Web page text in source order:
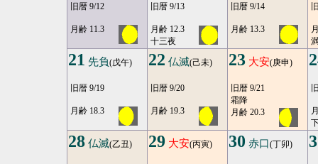
旧暦 9/12
月齢 11.3
旧暦 9/13
月齢 12.3
十三夜
旧暦 9/14
月齢 13.3
21 先負(戊午)
旧暦 9/19
月齢 18.3
22 仏滅(己未)
旧暦 9/20
月齢 19.3
23 大安(庚申)
旧暦 9/21
霜降
月齢 20.3
28 仏滅(乙丑) 29 大安(丙寅) 30 赤口(丁卯)